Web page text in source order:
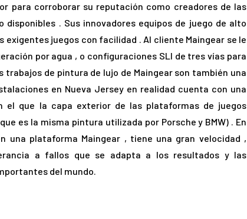
para corroborar su reputación como creadores de las
. Sus innovadores equipos de juego de alto
juegos con facilidad . Al cliente Maingear se le
por agua , o configuraciones SLI de tres vías para
de pintura de lujo de Maingear son también una
en Nueva Jersey en realidad cuenta con una
el que la capa exterior de las plataformas de juegos
es la misma pintura utilizada por Porsche y BMW) . En
una plataforma Maingear , tiene una gran velocidad ,
a fallos que se adapta a los resultados y las
del mundo.